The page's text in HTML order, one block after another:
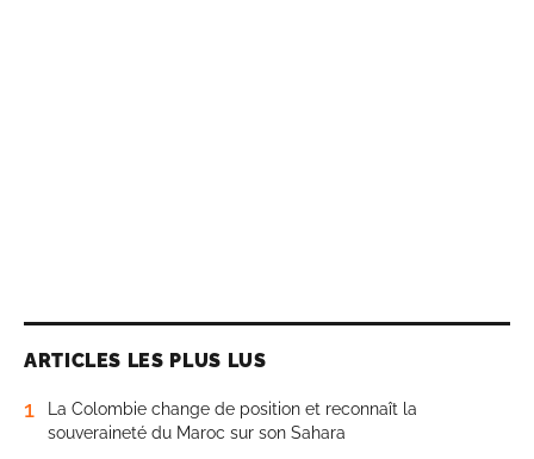
ARTICLES LES PLUS LUS
1
La Colombie change de position et reconnaît la
souveraineté du Maroc sur son Sahara